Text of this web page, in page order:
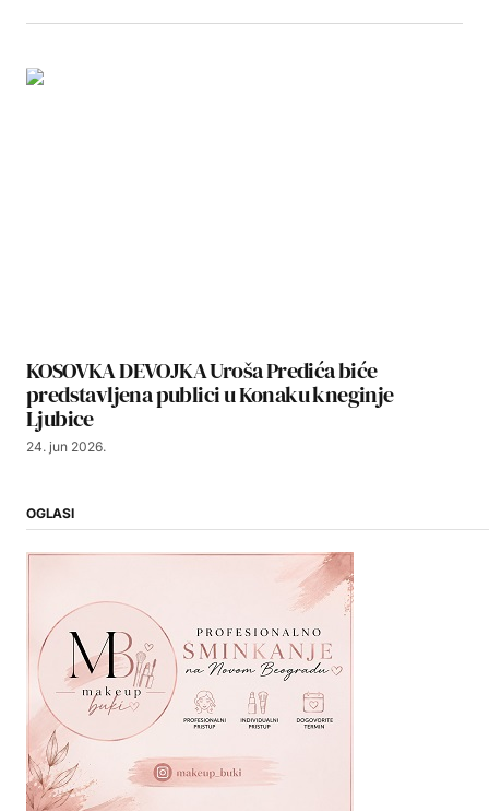
KOSOVKA DEVOJKA Uroša Predića biće
predstavljena publici u Konaku kneginje
Ljubice
24. jun 2026.
OGLASI